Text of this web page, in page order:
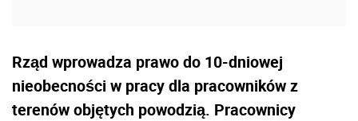
Rząd wprowadza prawo do 10-dniowej
nieobecności w pracy dla pracowników z
terenów objętych powodzią. Pracownicy